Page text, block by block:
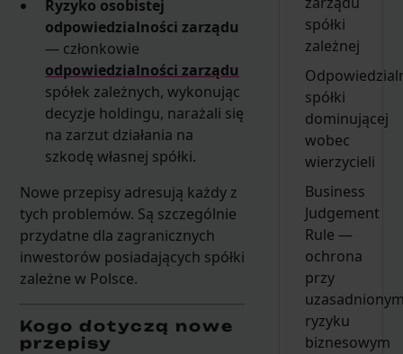
Ryzyko osobistej
odpowiedzialności zarządu
— członkowie
odpowiedzialności zarządu
spółek zależnych, wykonując
decyzje holdingu, narażali się
na zarzut działania na
szkodę własnej spółki.
Nowe przepisy adresują każdy z
tych problemów. Są szczególnie
przydatne dla zagranicznych
inwestorów posiadających spółki
zależne w Polsce.
Kogo dotyczą nowe
przepisy
spółki
zależnej
spółki
dominującej
wobec
wierzycieli
Business
Judgement
Rule —
ochrona
przy
ryzyku
biznesowym